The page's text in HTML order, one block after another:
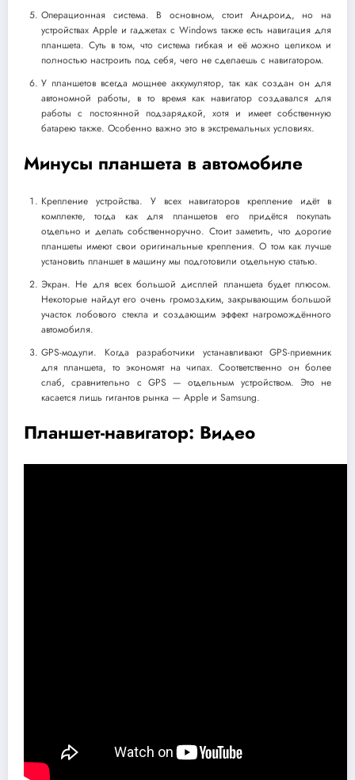
Операционная система. В основном, стоит Андроид, но на
устройствах Apple и гаджетах с Windows также есть навигация для
планшета. Суть в том, что система гибкая и её можно целиком и
полностью настроить под себя, чего не сделаешь с навигатором.
У планшетов всегда мощнее аккумулятор, так как создан он для
автономной работы, в то время как навигатор создавался для
работы с постоянной подзарядкой, хотя и имеет собственную
батарею также. Особенно важно это в экстремальных условиях.
Минусы планшета в автомобиле
Крепление устройства. У всех навигаторов крепление идёт в
комплекте, тогда как для планшетов его придётся покупать
отдельно и делать собственноручно. Стоит заметить, что дорогие
планшеты имеют свои оригинальные крепления. О том как лучше
установить планшет в машину мы подготовили отдельную статью.
Экран. Не для всех большой дисплей планшета будет плюсом.
Некоторые найдут его очень громоздким, закрывающим большой
участок лобового стекла и создающим эффект нагромождённого
автомобиля.
GPS-модули. Когда разработчики устанавливают GPS-приемник
для планшета, то экономят на чипах. Соответственно он более
слаб, сравнительно с GPS — отдельным устройством. Это не
касается лишь гигантов рынка — Apple и Samsung.
Планшет-навигатор: Видео